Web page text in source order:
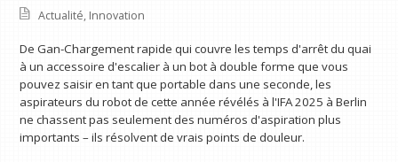
Actualité, Innovation
De Gan-Chargement rapide qui couvre les temps d'arrêt du quai
à un accessoire d'escalier à un bot à double forme que vous
pouvez saisir en tant que portable dans une seconde, les
aspirateurs du robot de cette année révélés à l'IFA 2025 à Berlin
ne chassent pas seulement des numéros d'aspiration plus
importants – ils résolvent de vrais points de douleur.